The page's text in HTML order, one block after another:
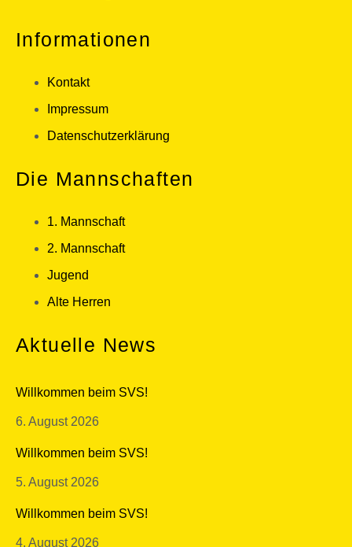
Informationen
Kontakt
Impressum
Datenschutzerklärung
Die Mannschaften
1. Mannschaft
2. Mannschaft
Jugend
Alte Herren
Aktuelle News
Willkommen beim SVS!
6. August 2026
Willkommen beim SVS!
5. August 2026
Willkommen beim SVS!
4. August 2026